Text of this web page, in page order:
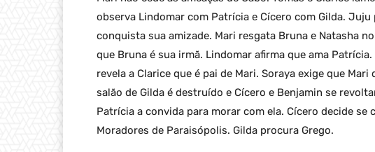
observa Lindomar com Patrícia e Cícero com Gilda.
conquista sua amizade. Mari resgata Bruna e Natasha
que Bruna é sua irmã. Lindomar afirma que ama
revela a Clarice que é pai de Mari. Soraya exige que
salão de Gilda é destruído e Cícero e Benjamin se
Patrícia a convida para morar com ela. Cícero decide se
Moradores de Paraisópolis. Gilda procura Grego.